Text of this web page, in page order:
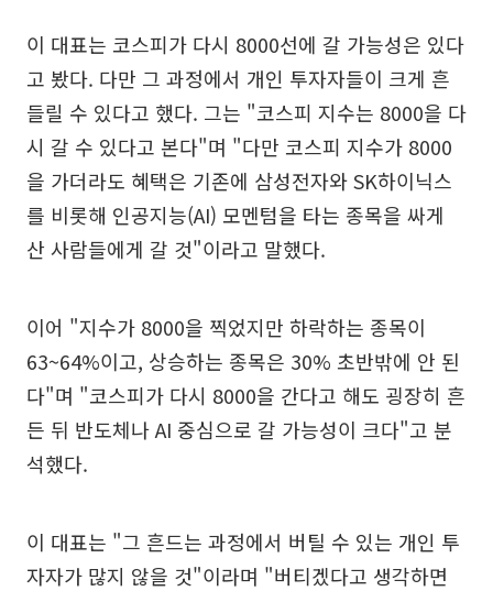
이 대표는 코스피가 다시 8000선에 갈 가능성은 있다
고 봤다. 다만 그 과정에서 개인 투자자들이 크게 흔
들릴 수 있다고 했다. 그는 "코스피 지수는 8000을 다
시 갈 수 있다고 본다"며 "다만 코스피 지수가 8000
을 가더라도 혜택은 기존에 삼성전자와 SK하이닉스
를 비롯해 인공지능(AI) 모멘텀을 타는 종목을 싸게
산 사람들에게 갈 것"이라고 말했다.
이어 "지수가 8000을 찍었지만 하락하는 종목이
63~64%이고, 상승하는 종목은 30% 초반밖에 안 된
다"며 "코스피가 다시 8000을 간다고 해도 굉장히 흔
든 뒤 반도체나 AI 중심으로 갈 가능성이 크다"고 분
석했다.
이 대표는 "그 흔드는 과정에서 버틸 수 있는 개인 투
자자가 많지 않을 것"이라며 "버티겠다고 생각하면